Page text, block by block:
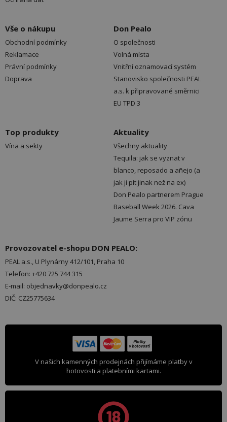
Vše o nákupu
Obchodní podmínky
Reklamace
Právní podmínky
Doprava
Don Pealo
O společnosti
Volná místa
Vnitřní oznamovací systém
Stanovisko společnosti PEAL
a.s. k připravované směrnici
EU TPD 3
Top produkty
Vína a sekty
Aktuality
Všechny aktuality
Tequila: jak se vyznat v
blanco, reposado a añejo (a
jak ji pít jinak než na ex)
Don Pealo partnerem Prague
Baseball Week 2026. Cava
Jaume Serra pro VIP zónu
Provozovatel e-shopu DON PEALO:
PEAL a.s., U Plynárny 412/101, Praha 10
Telefon: +420 725 744 315
E-mail: objednavky@donpealo.cz
DIČ: CZ25775634
V našich kamenných prodejnách přijímáme platby v
hotovosti a platebními kartami.